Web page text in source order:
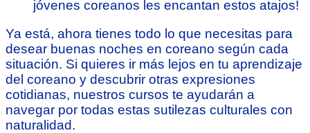
jóvenes coreanos les encantan estos atajos!
Ya está, ahora tienes todo lo que necesitas para
desear buenas noches en coreano según cada
situación. Si quieres ir más lejos en tu aprendizaje
del coreano y descubrir otras expresiones
cotidianas, nuestros cursos te ayudarán a
navegar por todas estas sutilezas culturales con
naturalidad.